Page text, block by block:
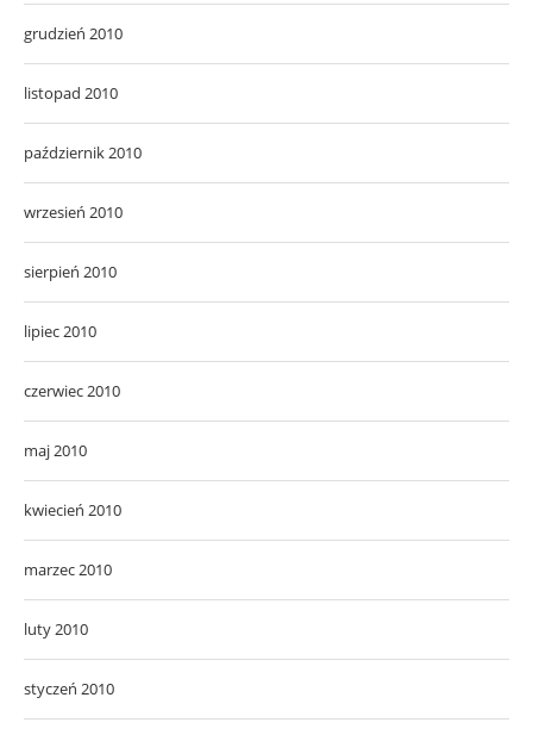
grudzień 2010
listopad 2010
październik 2010
wrzesień 2010
sierpień 2010
lipiec 2010
czerwiec 2010
maj 2010
kwiecień 2010
marzec 2010
luty 2010
styczeń 2010